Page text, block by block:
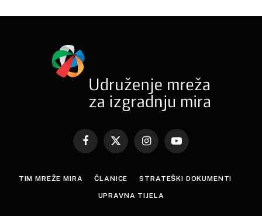
Facebook
X
InstagramYouTube
TIM MREŽE MIRA ČLANICE STRATEŠKI DOKUMENTI
UPRAVNA TIJELA